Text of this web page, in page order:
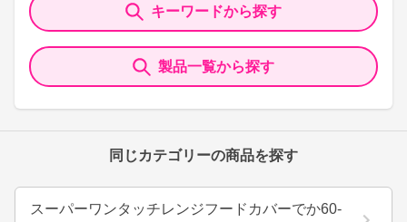
キーワードから探す
製品一覧から探す
同じカテゴリーの商品を探す
スーパーワンタッチレンジフードカバーでか60-